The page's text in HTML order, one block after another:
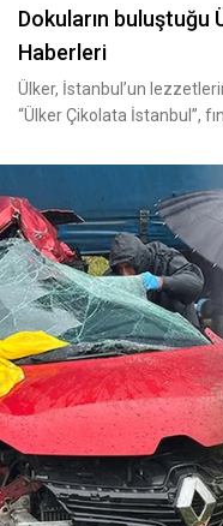
Dokuların buluştuğu
Haberleri
Ülker, İstanbul’un
“Ülker Çikolata İstanbul”,